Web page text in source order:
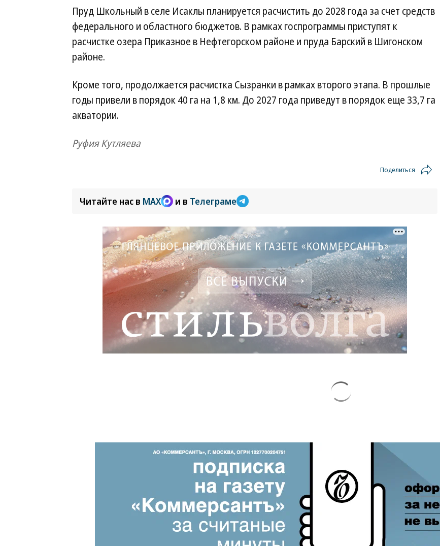
Пруд Школьный в селе Исаклы планируется расчистить до 2028 года за счет средств
федерального и областного бюджетов. В рамках госпрограммы приступят к
расчистке озера Приказное в Нефтегорском районе и пруда Барский в Шигонском
районе.
Кроме того, продолжается расчистка Сызранки в рамках второго этапа. В прошлые
годы привели в порядок 40 га на 1,8 км. До 2027 года приведут в порядок еще 33,7 га
акватории.
Руфия Кутляева
Поделиться
Читайте нас в MAX и в Телеграме